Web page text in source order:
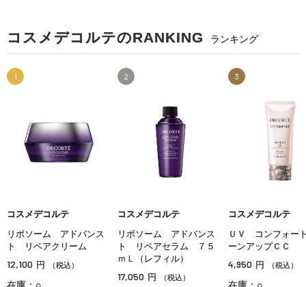
コスメデコルテのRANKING ランキング
1
コスメデコルテ
リポソーム アドバンス
ト リペアクリーム
12,100 円 （税込）
2
コスメデコルテ
リポソーム アドバンス
ト リペアセラム ７５
ｍＬ（レフィル）
17,050 円 （税込）
3
コスメデコルテ
ＵＶ コンフォー
ーンアップＣＣ
4,950 円 （税込）